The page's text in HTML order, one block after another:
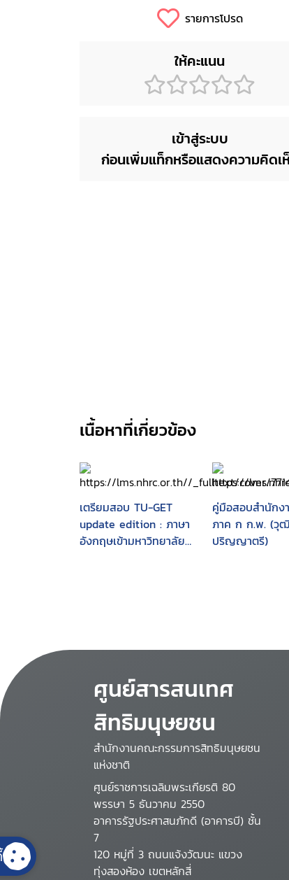
รายการโปรด
ให้คะแนน
เข้าสู่ระบบ
ก่อนเพิ่มแท็กหรือแสดงความคิดเ
เนื้อหาที่เกี่ยวข้อง
เตรียมสอบ TU-GET
update edition : ภาษา
อังกฤษเข้ามหาวิทยาลัย
คู่มือสอบสำนักง
ภาค ก ก.พ. (วุฒิ
ปริญญาตรี)
ศูนย์สารสนเทศ
สิทธิมนุษยชน
สำนักงานคณะกรรมการสิทธิมนุษยชน
แห่งชาติ
ศูนย์ราชการเฉลิมพระเกียรติ 80
พรรษา 5 ธันวาคม 2550
อาคารรัฐประศาสนภักดี (อาคารบี) ชั้น
7
120 หมู่ที่ 3 ถนนแจ้งวัฒนะ แขวง
ทุ่งสองห้อง เขตหลักสี่